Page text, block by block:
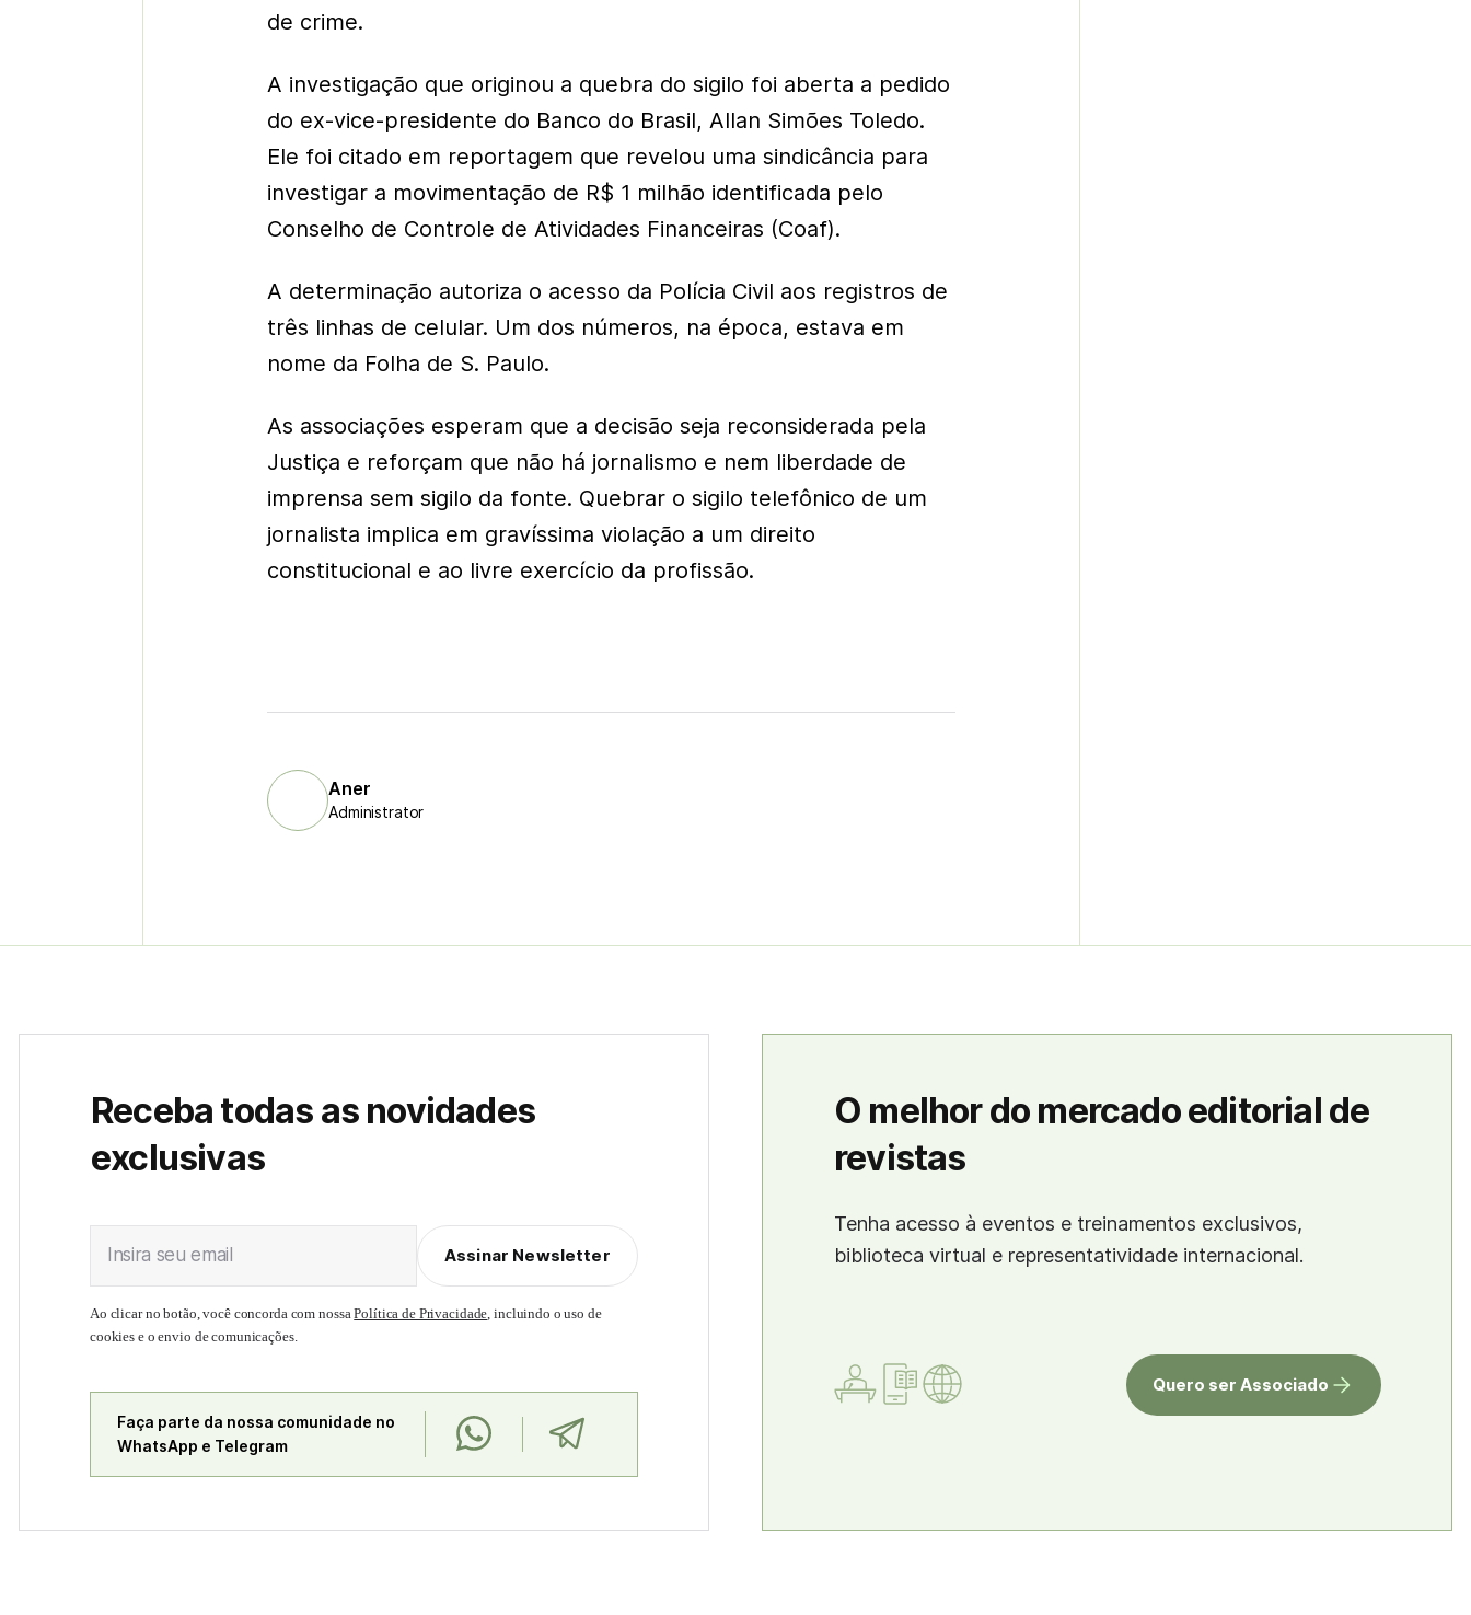
de crime.
A investigação que originou a quebra do sigilo foi aberta a pedido
do ex-vice-presidente do Banco do Brasil, Allan Simões Toledo.
Ele foi citado em reportagem que revelou uma sindicância para
investigar a movimentação de R$ 1 milhão identificada pelo
Conselho de Controle de Atividades Financeiras (Coaf).
A determinação autoriza o acesso da Polícia Civil aos registros de
três linhas de celular. Um dos números, na época, estava em
nome da Folha de S. Paulo.
As associações esperam que a decisão seja reconsiderada pela
Justiça e reforçam que não há jornalismo e nem liberdade de
imprensa sem sigilo da fonte. Quebrar o sigilo telefônico de um
jornalista implica em gravíssima violação a um direito
constitucional e ao livre exercício da profissão.
Aner
Administrator
Receba todas as novidades
exclusivas
Insira seu email Assinar Newsletter
Ao clicar no botão, você concorda com nossaPolítica de Privacidade, incluindo o uso de
cookies e o envio de comunicações.
Faça parte da nossa comunidade no
WhatsApp e Telegram
O melhor do mercado editorial de
revistas
Tenha acesso à eventos e treinamentos exclusivos,
biblioteca virtual e representatividade internacional.
Quero ser Associado